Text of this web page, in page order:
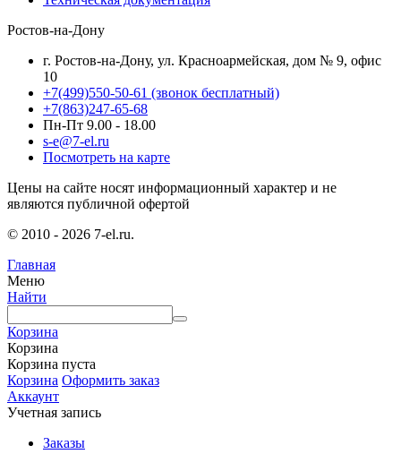
Ростов-на-Дону
г. Ростов-на-Дону, ул. Красноармейская, дом № 9, офис
10
+7(499)550-50-61 (звонок бесплатный)
+7(863)247-65-68
Пн-Пт 9.00 - 18.00
s-e@7-el.ru
Посмотреть на карте
Цены на сайте носят информационный характер и не
являются публичной офертой
© 2010 - 2026 7-el.ru.
Главная
Меню
Найти
Корзина
Корзина
Корзина пуста
Корзина Оформить заказ
Аккаунт
Учетная запись
Заказы